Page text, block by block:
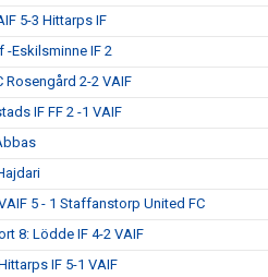
5-3 Hittarps IF
-Eskilsminne IF 2
Rosengård 2-2 VAIF
IF FF 2 -1 VAIF
5 - 1 Staffanstorp United FC
8: Lödde IF 4-2 VAIF
IF 5-1 VAIF